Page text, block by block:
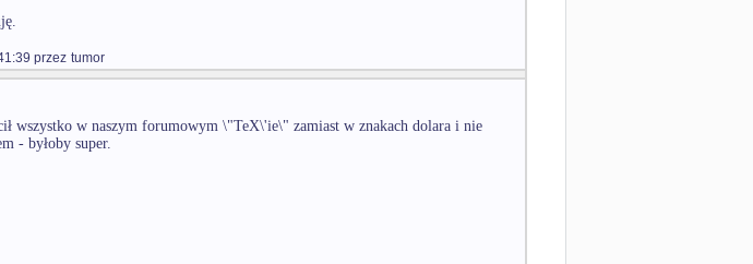
przez tumor
wszystko w naszym forumowym \"TeX\'ie\" zamiast w znakach dolara i nie
- byłoby super.